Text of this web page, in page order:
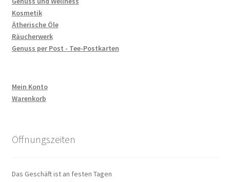
Kosmetik
Ätherische Öle
Räucherwerk
Genuss per Post - Tee-Postkarten
Mein Konto
Warenkorb
Öffnungszeiten
Das Geschäft ist an festen Tagen